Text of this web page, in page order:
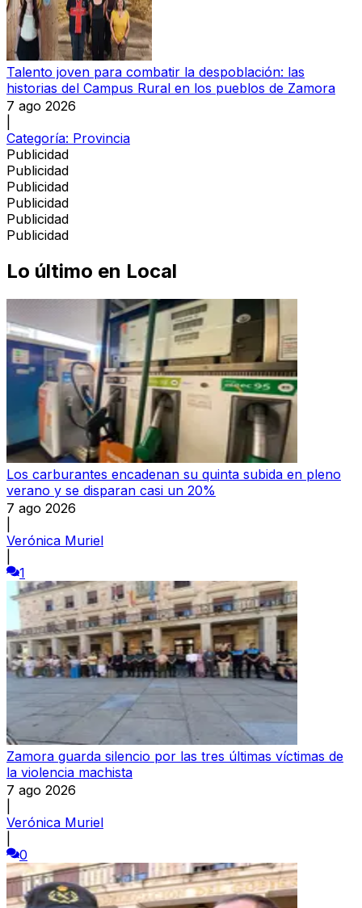
Talento joven para combatir la despoblación: las
historias del Campus Rural en los pueblos de Zamora
7 ago 2026
Categoría: Provincia
Publicidad
Publicidad
Publicidad
Publicidad
Publicidad
Publicidad
Lo último en Local
Los carburantes encadenan su quinta subida en pleno
verano y se disparan casi un 20%
7 ago 2026
Verónica Muriel
1
Zamora guarda silencio por las tres últimas víctimas de
la violencia machista
7 ago 2026
Verónica Muriel
0